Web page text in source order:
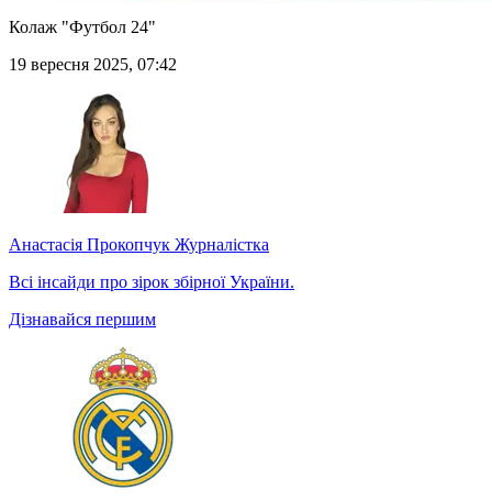
Колаж "Футбол 24"
19 вересня 2025, 07:42
Анастасія Прокопчук Журналістка
Всі інсайди про зірок збірної України.
Дізнавайся першим